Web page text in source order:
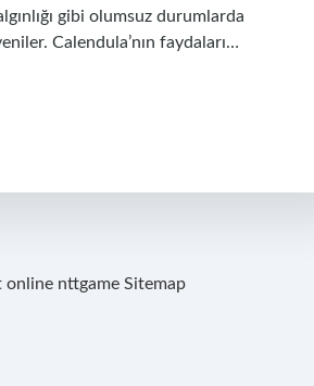
gibi olumsuz durumlarda
Calendula’nın faydaları…
online nttgame Sitemap